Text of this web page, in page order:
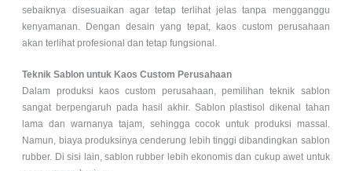
sebaiknya disesuaikan agar tetap terlihat jelas tanpa mengganggu
kenyamanan. Dengan desain yang tepat, kaos custom perusahaan
akan terlihat profesional dan tetap fungsional.
Teknik Sablon untuk Kaos Custom Perusahaan
Dalam produksi kaos custom perusahaan, pemilihan teknik sablon
sangat berpengaruh pada hasil akhir. Sablon plastisol dikenal tahan
lama dan warnanya tajam, sehingga cocok untuk produksi massal.
Namun, biaya produksinya cenderung lebih tinggi dibandingkan sablon
rubber. Di sisi lain, sablon rubber lebih ekonomis dan cukup awet untuk